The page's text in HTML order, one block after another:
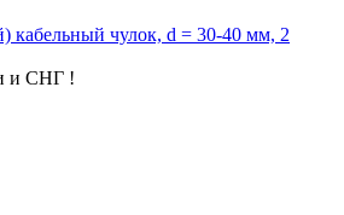
кабельный чулок, d = 30-40 мм, 2
и СНГ !